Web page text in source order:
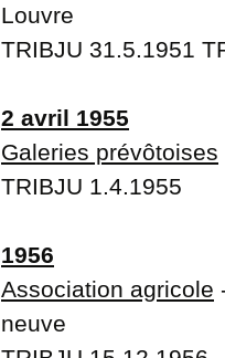
Louvre
TRIBJU 31.5.1951
2 avril 1955
Galeries prévôtoises
TRIBJU 1.4.1955
1956
Association agricole
neuve